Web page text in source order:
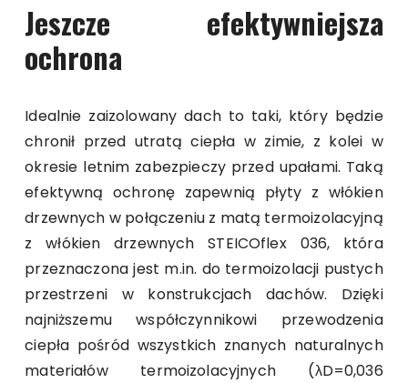
Jeszcze efektywniejsza
ochrona
Idealnie zaizolowany dach to taki, który będzie
chronił przed utratą ciepła w zimie, z kolei w
okresie letnim zabezpieczy przed upałami. Taką
efektywną ochronę zapewnią płyty z włókien
drzewnych w połączeniu z matą termoizolacyjną
z włókien drzewnych STEICOflex 036, która
przeznaczona jest m.in. do termoizolacji pustych
przestrzeni w konstrukcjach dachów. Dzięki
najniższemu współczynnikowi przewodzenia
ciepła pośród wszystkich znanych naturalnych
materiałów termoizolacyjnych (λD=0,036